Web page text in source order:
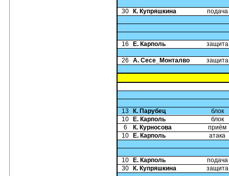
30 К. Купряшкина подача
16 Е. Карполь защита
26 А. Сесе_Монталво защита
13 К. Парубец
блок
10
Е. Карполь
блок
6
К. Курносова
приём
10
Е. Карполь атака
10 Е. Карполь
подача
30
К. Купряшкина защита